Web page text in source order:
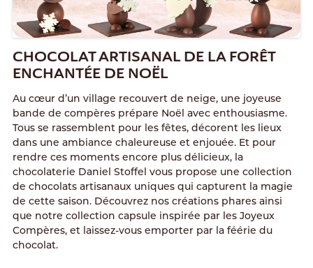
CHOCOLAT ARTISANAL DE LA FORÊT
ENCHANTÉE DE NOËL
Au cœur d’un village recouvert de neige, une joyeuse
bande de compères prépare Noël avec enthousiasme.
Tous se rassemblent pour les fêtes, décorent les lieux
dans une ambiance chaleureuse et enjouée. Et pour
rendre ces moments encore plus délicieux, la
chocolaterie Daniel Stoffel vous propose une collection
de chocolats artisanaux uniques qui capturent la magie
de cette saison. Découvrez nos créations phares ainsi
que notre collection capsule inspirée par les Joyeux
Compères, et laissez-vous emporter par la féérie du
chocolat.